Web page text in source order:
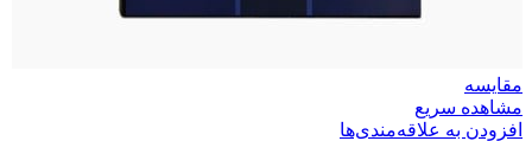
مقایسه
مشاهده سریع
افزودن به علاقه‌مندی‌ها